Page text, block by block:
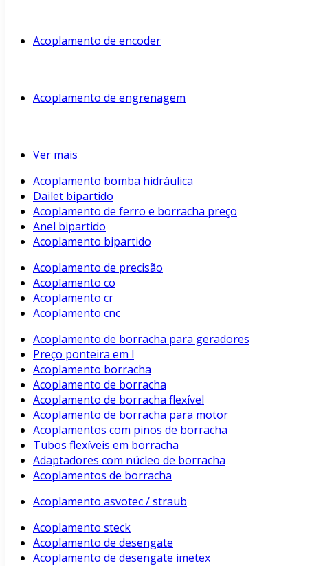
Acoplamento de encoder
Acoplamento de engrenagem
Ver mais
Acoplamento bomba hidráulica
Dailet bipartido
Acoplamento de ferro e borracha preço
Anel bipartido
Acoplamento bipartido
Acoplamento de precisão
Acoplamento co
Acoplamento cr
Acoplamento cnc
Acoplamento de borracha para geradores
Preço ponteira em l
Acoplamento borracha
Acoplamento de borracha
Acoplamento de borracha flexível
Acoplamento de borracha para motor
Acoplamentos com pinos de borracha
Tubos flexíveis em borracha
Adaptadores com núcleo de borracha
Acoplamentos de borracha
Acoplamento asvotec / straub
Acoplamento steck
Acoplamento de desengate
Acoplamento de desengate imetex